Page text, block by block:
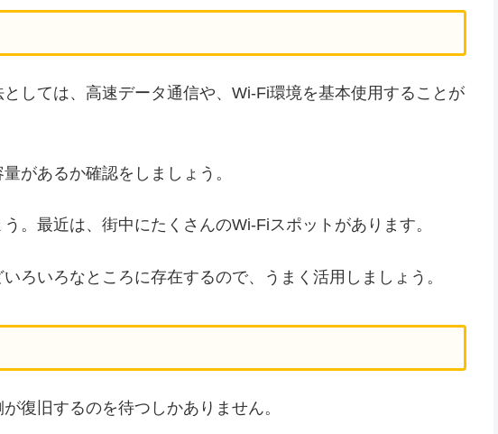
しては、高速データ通信や、Wi-Fi環境を基本使用することが
があるか確認をしましょう。
。最近は、街中にたくさんのWi-Fiスポットがあります。
ろいろなところに存在するので、うまく活用しましょう。
復旧するのを待つしかありません。